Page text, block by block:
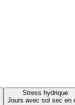
Stress hydrique
Jours avec sol sec en